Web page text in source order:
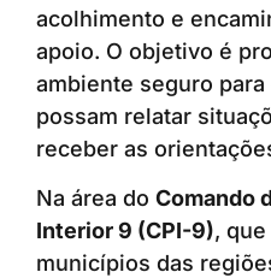
acolhimento e
apoio. O objetivo é
ambiente seguro
possam relatar
receber as
Na área do Comando
Interior 9 (CPI-9),
municípios das